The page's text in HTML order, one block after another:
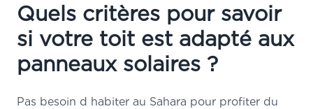
Quels critères pour savoir
si votre toit est adapté aux
panneaux solaires ?
Pas besoin d habiter au Sahara pour profiter du